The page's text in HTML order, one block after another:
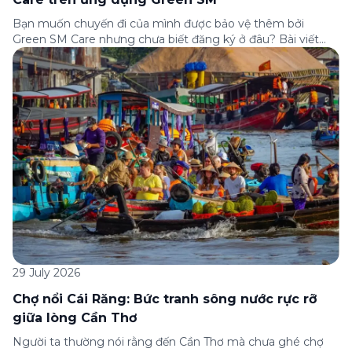
Bạn muốn chuyến đi của mình được bảo vệ thêm bởi
Green SM Care nhưng chưa biết đăng ký ở đâu? Bài viết
dưới đây sẽ hướng dẫn chi tiết cách tham gia (và hủy tham
gia) gói bảo hiểm này ngay trên ứng dụng Green SM, cùng
những lưu ý quan trọng trước khi […]
29 July 2026
Chợ nổi Cái Răng: Bức tranh sông nước rực rỡ
giữa lòng Cần Thơ
Người ta thường nói rằng đến Cần Thơ mà chưa ghé chợ